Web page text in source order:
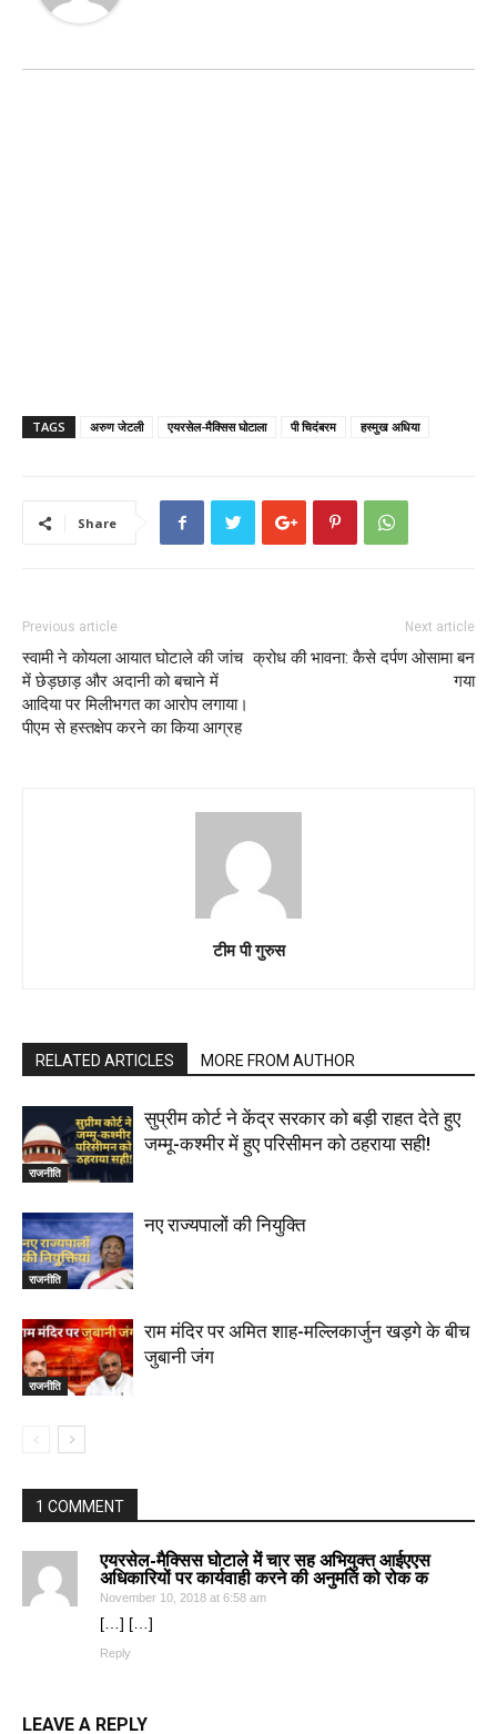
TAGS अरुण जेटली एयरसेल-मैक्सिस घोटाला पी चिदंबरम हस्मुख अधिया
Share
Previous article
स्वामी ने कोयला आयात घोटाले की जांच
में छेड़छाड़ और अदानी को बचाने में
आदिया पर मिलीभगत का आरोप लगाया।
पीएम से हस्तक्षेप करने का किया आग्रह
Next article
क्रोध की भावना: कैसे दर्पण ओसामा बन
गया
टीम पी गुरुस
RELATED ARTICLES MORE FROM AUTHOR
राजनीति
सुप्रीम कोर्ट ने केंद्र सरकार को बड़ी राहत देते हुए
जम्मू-कश्मीर में हुए परिसीमन को ठहराया सही!
राजनीति
नए राज्यपालों की नियुक्ति
राजनीति
राम मंदिर पर अमित शाह-मल्लिकार्जुन खड़गे के बीच
जुबानी जंग
1 COMMENT
एयरसेल-मैक्सिस घोटाले में चार सह अभियुक्त आईएएस
अधिकारियों पर कार्यवाही करने की अनुमति को रोक क
November 10, 2018 at 6:58 am
[…] […]
Reply
LEAVE A REPLY